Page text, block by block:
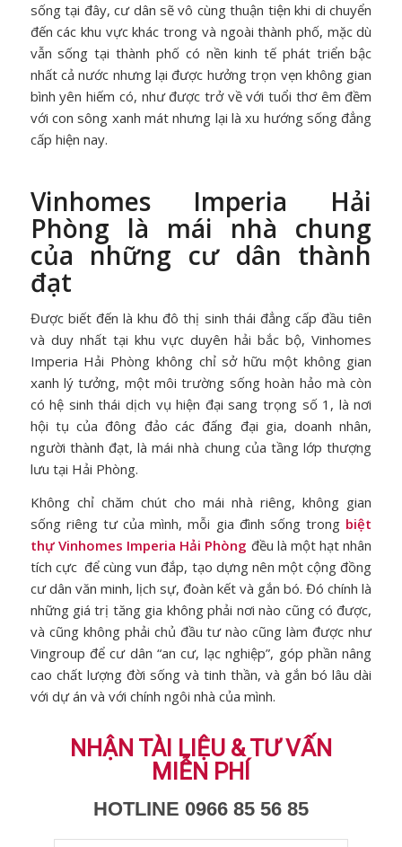
sống tại đây, cư dân sẽ vô cùng thuận tiện khi di chuyển
đến các khu vực khác trong và ngoài thành phố, mặc dù
vẫn sống tại thành phố có nền kinh tế phát triển bậc
nhất cả nước nhưng lại được hưởng trọn vẹn không gian
bình yên hiếm có, như được trở về với tuổi thơ êm đềm
với con sông xanh mát nhưng lại là xu hướng sống đẳng
cấp hiện nay.
Vinhomes Imperia Hải
Phòng là mái nhà chung
của những cư dân thành
đạt
Được biết đến là khu đô thị sinh thái đẳng cấp đầu tiên
và duy nhất tại khu vực duyên hải bắc bộ, Vinhomes
Imperia Hải Phòng không chỉ sở hữu một không gian
xanh lý tưởng, một môi trường sống hoàn hảo mà còn
có hệ sinh thái dịch vụ hiện đại sang trọng số 1, là nơi
hội tụ của đông đảo các đấng đại gia, doanh nhân,
người thành đạt, là mái nhà chung của tầng lớp thượng
lưu tại Hải Phòng.
Không chỉ chăm chút cho mái nhà riêng, không gian
sống riêng tư của mình, mỗi gia đình sống trong biệt
thự Vinhomes Imperia Hải Phòng đều là một hạt nhân
tích cực để cùng vun đắp, tạo dựng nên một cộng đồng
cư dân văn minh, lịch sự, đoàn kết và gắn bó. Đó chính là
những giá trị tăng gia không phải nơi nào cũng có được,
và cũng không phải chủ đầu tư nào cũng làm được như
Vingroup để cư dân “an cư, lạc nghiệp”, góp phần nâng
cao chất lượng đời sống và tinh thần, và gắn bó lâu dài
với dự án và với chính ngôi nhà của mình.
NHẬN TÀI LIỆU & TƯ VẤN
MIỄN PHÍ
HOTLINE 0966 85 56 85